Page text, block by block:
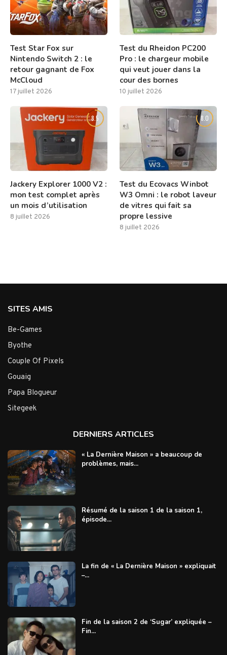
Test Star Fox sur
Nintendo Switch 2 : le
retour gagnant de Fox
McCloud
17 juillet 2026
Test du Rheidon PC200
Pro : le chargeur mobile
qui veut jouer dans la
cour des bornes
10 juillet 2026
8.5
Jackery Explorer 1000 V2 :
mon test complet après
un mois d’utilisation
8 juillet 2026
8.0
Test du Ecovacs Winbot
W3 Omni : le robot laveur
de vitres qui fait sa
propre lessive
8 juillet 2026
SITES AMIS
Be-Games
Byothe
Couple Of Pixels
Gouaig
Papa Blogueur
Sitegeek
DERNIERS ARTICLES
« La Dernière Maison » a beaucoup de
problèmes, mais...
Résumé de la saison 1 de la saison 1,
épisode...
La fin de « La Dernière Maison » expliquait
–...
Fin de la saison 2 de ‘Sugar’ expliquée –
Fin...